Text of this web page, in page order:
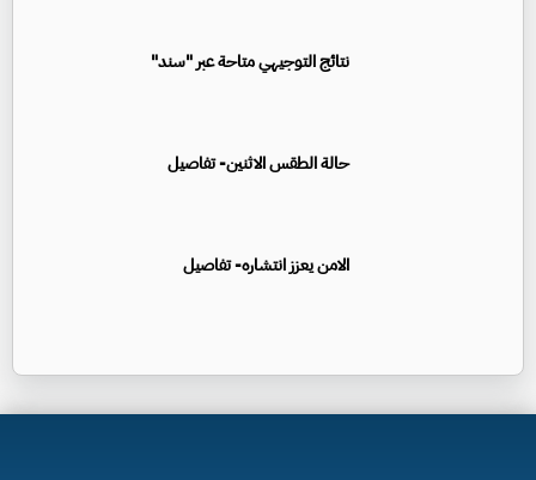
نتائج التوجيهي متاحة عبر "سند"
حالة الطقس الاثنين- تفاصيل
الامن يعزز انتشاره- تفاصيل